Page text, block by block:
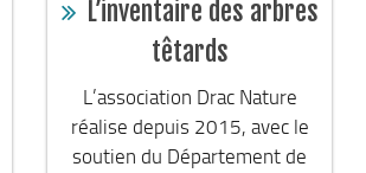
L’inventaire des arbres
têtards
L’association Drac Nature
réalise depuis 2015, avec le
soutien du Département de